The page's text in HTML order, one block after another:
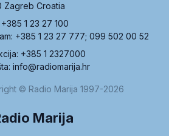
Zagreb Croatia
1 23 27 100
+385 1 23 27 777; 099 502 00 52
+385 1 2327000
info@radiomarija.hr
© Radio Marija 1997-2026
Marija